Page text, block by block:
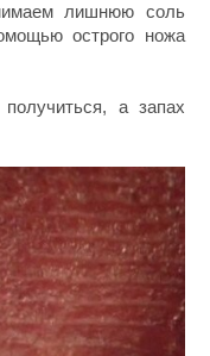
лишнюю соль
острого ножа
а запах